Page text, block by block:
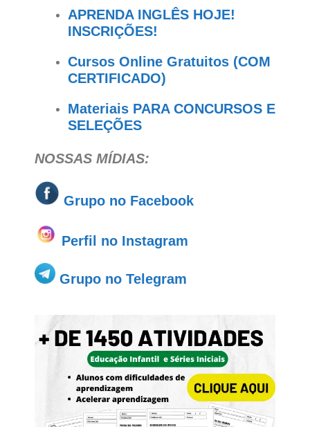
APRENDA INGLÊS HOJE!
INSCRIÇÕES!
Cursos Online Gratuitos (COM
CERTIFICADO)
Materiais PARA CONCURSOS E
SELEÇÕES
NOSSAS MÍDIAS:
Grupo no Facebook
Perfil no Instagram
Grupo no Telegram